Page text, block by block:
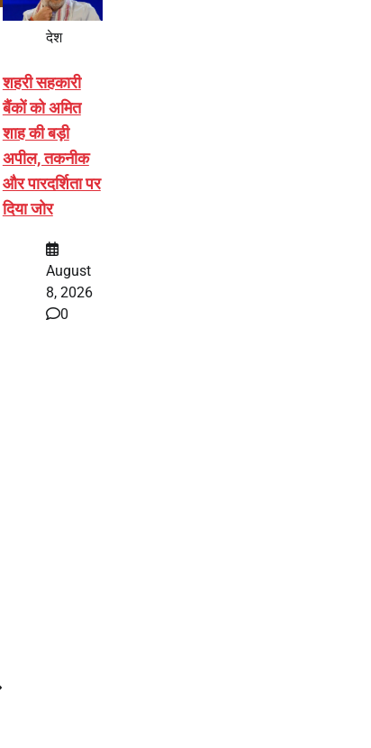
देश
शहरी सहकारी
बैंकों को अमित
शाह की बड़ी
अपील, तकनीक
और पारदर्शिता पर
दिया जोर
August
8, 2026
0